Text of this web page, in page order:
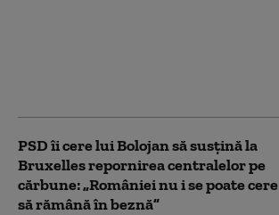
PSD îi cere lui Bolojan să susțină la
Bruxelles repornirea centralelor pe
cărbune: „României nu i se poate cere
să rămână în beznă”